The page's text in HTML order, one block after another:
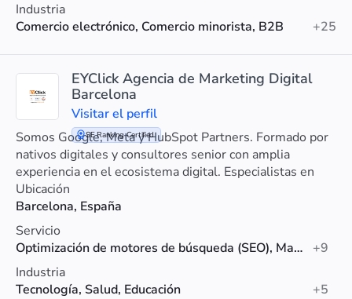
Industria
Comercio electrónico, Comercio minorista, B2B
+25
SE Ranking Certified
EYClick Agencia de Marketing Digital
Barcelona
Visitar el perfil
Somos Google, Meta y HubSpot Partners. Formado por
nativos digitales y consultores senior con amplia
experiencia en el ecosistema digital. Especialistas en
PYMES y ecommerce.
Ubicación
Barcelona, España
Servicio
Optimización de motores de búsqueda (SEO), Marketing digital, Marketing de contenidos
+9
Industria
Tecnología, Salud, Educación
+5